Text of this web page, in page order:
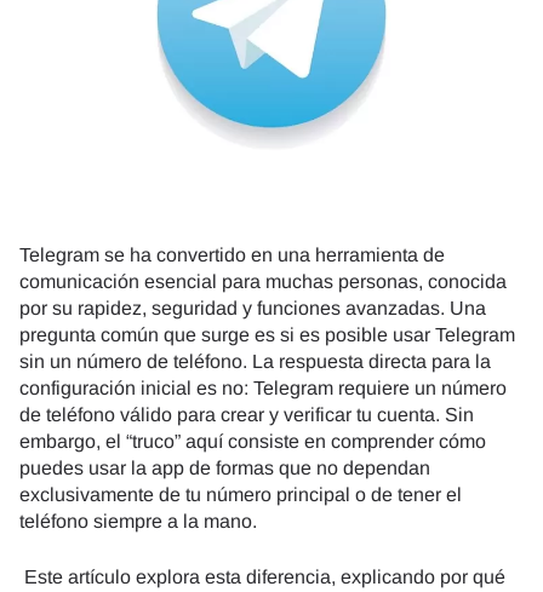
Telegram se ha convertido en una herramienta de
comunicación esencial para muchas personas, conocida
por su rapidez, seguridad y funciones avanzadas. Una
pregunta común que surge es si es posible usar Telegram
sin un número de teléfono. La respuesta directa para la
configuración inicial es no: Telegram requiere un número
de teléfono válido para crear y verificar tu cuenta. Sin
embargo, el “truco” aquí consiste en comprender cómo
puedes usar la app de formas que no dependan
exclusivamente de tu número principal o de tener el
teléfono siempre a la mano.
Este artículo explora esta diferencia, explicando por qué